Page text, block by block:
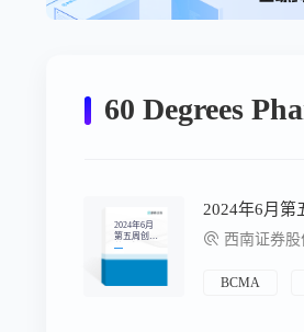
60 Degrees
2024年6月
第五周创新
药周报（附
小专题BCM
西南证券股份
BCMA